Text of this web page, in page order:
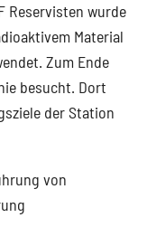
Reservisten wurde
Material
Zum Ende
besucht. Dort
der Station
von